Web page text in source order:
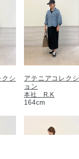
クシ
アテニアコレクシ
ョン
本社 R.K
164cm